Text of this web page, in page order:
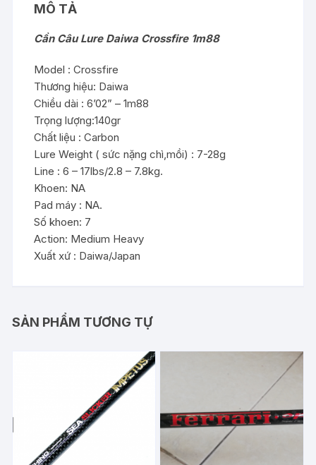
MÔ TẢ
Cần Câu Lure Daiwa Crossfire 1m88
Model : Crossfire
Thương hiệu: Daiwa
Chiều dài : 6’02” – 1m88
Trọng lượng:140gr
Chất liệu : Carbon
Lure Weight ( sức nặng chì,mồi) : 7-28g
Line : 6 – 17lbs/2.8 – 7.8kg.
Khoen: NA
Pad máy : NA.
Số khoen: 7
Action: Medium Heavy
Xuất xứ : Daiwa/Japan
SẢN PHẨM TƯƠNG TỰ